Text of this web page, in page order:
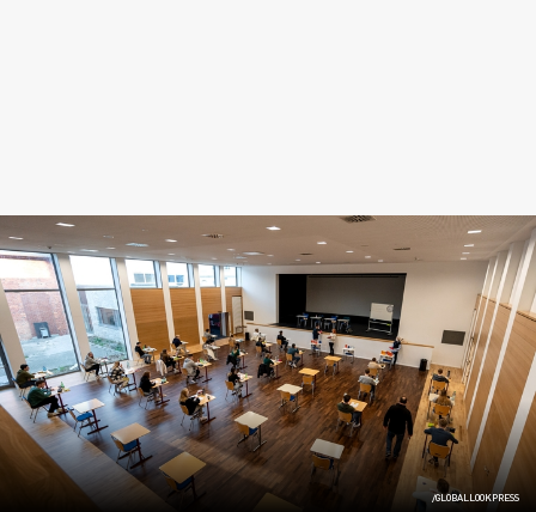
/GLOBALLOOKPRESS